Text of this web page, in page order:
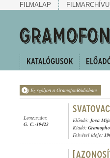
FILMALAP
Ez szóljon a GramofonRádióban!
Lemezszám:
G. C.-19423
Előadó:Joca
Kiadó:
Felvétel ideje: